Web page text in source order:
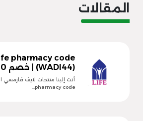
المقالات
(WADI44) | خصم 30%…
pharmacy code…